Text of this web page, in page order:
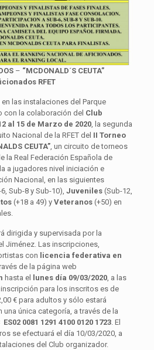
– “MCDONALD´S CEUTA”
RFET
las instalaciones del Parque
con la colaboración del Club
al 15 de Marzo de 2020, la segunda
Nacional de la RFET del II Torneo
CEUTA”, un circuito de torneos
la Real Federación Española de
a jugadores nivel iniciación e
Nacional, en las siguientes
Sub-8 y Sub-10), Juveniles(Sub-12,
(+18 a 49) y Veteranos(+50) en
y supervisada por la
Jiménez. Las inscripciones,
con licencia federativa en
de la página web
hasta el lunes día 09/03/2020, a las
para los inscritos es de
€ para adultos y sólo estará
única categoría, a través de la
ES02 0081 1291 4100 0120 1723. El
se efectuará el día 10/03/2020, a
del Club organizador.